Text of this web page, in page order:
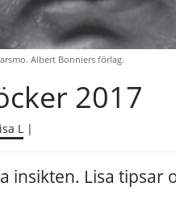
Albert Bonniers förlag.
2017
L |
insikten. Lisa tipsar